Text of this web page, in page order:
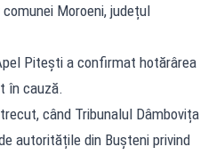
Moroeni, județul
Pitești a confirmat hotărârea
în cauză.
când Tribunalul Dâmbovița
autoritățile din Bușteni privind